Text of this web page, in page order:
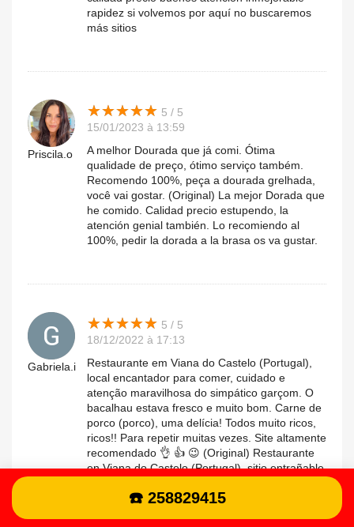
rapidez si volvemos por aquí no buscaremos
más sitios
Priscila.o
★★★★★
★★★★★ 5 / 5
15/01/2023 à 13:59
A melhor Dourada que já comi. Ótima
qualidade de preço, ótimo serviço também.
Recomendo 100%, peça a dourada grelhada,
você vai gostar. (Original) La mejor Dorada que
he comido. Calidad precio estupendo, la
atención genial también. Lo recomiendo al
100%, pedir la dorada a la brasa os va gustar.
Gabriela.i
★★★★★
★★★★★ 5 / 5
18/12/2022 à 17:13
Restaurante em Viana do Castelo (Portugal),
local encantador para comer, cuidado e
atenção maravilhosa do simpático garçom. O
bacalhau estava fresco e muito bom. Carne de
porco (porco), uma delícia! Todos muito ricos,
ricos!! Para repetir muitas vezes. Site altamente
recomendado 👌 👍 😉 (Original) Restaurante
en Viana do Castelo (Portugal), sitio entrañable
estupenda por parte del simpático camarero. El
☎️ 258829415